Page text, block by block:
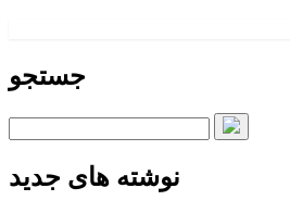
جستجو
نوشته های جدید